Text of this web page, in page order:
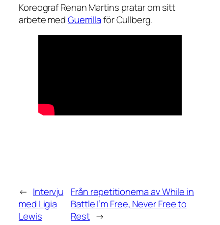
Koreograf Renan Martins pratar om sitt
arbete medGuerrillaför Cullberg.
← Intervju
med Ligia
Lewis
Från repetitionerna av While in
Battle I’m Free, Never Free to
Rest →